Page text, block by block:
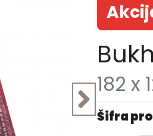
182 x
Šifra